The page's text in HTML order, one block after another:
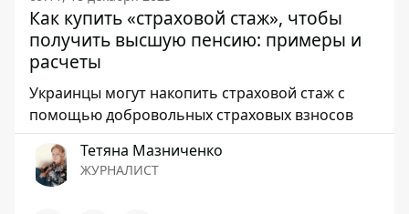
Как купить «страховой стаж», чтобы
получить высшую пенсию: примеры и
расчеты
Украинцы могут накопить страховой стаж с
помощью добровольных страховых взносов
Тетяна Мазниченко
ЖУРНАЛИСТ